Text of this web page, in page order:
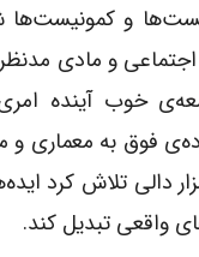
و کمونیست‌ها
و مادی مدنظر
خوب آینده
فوق به معماری و
دالی تلاش کرد
واقعی تبدیل کند.